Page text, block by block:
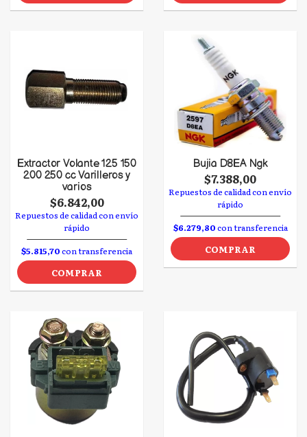
Extractor Volante 125 150
200 250 cc Varilleros y
varios
$6.842,00
Repuestos de calidad con envío
rápido
$5.815,70con transferencia
COMPRAR
Bujia D8EA Ngk
$7.388,00
Repuestos de calidad con envío
rápido
$6.279,80con transferencia
COMPRAR